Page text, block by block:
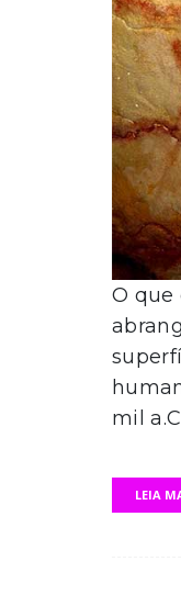
O que
mil
LEIA